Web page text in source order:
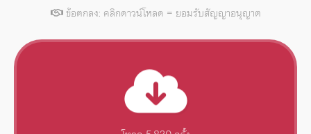
ข้อตกลง: คลิกดาวน์โหลด = ยอมรับสัญญาอนุญาต